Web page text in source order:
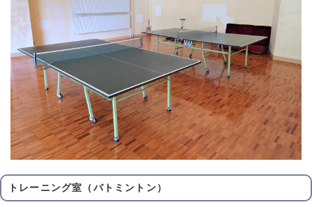
トレーニング室（バトミントン）